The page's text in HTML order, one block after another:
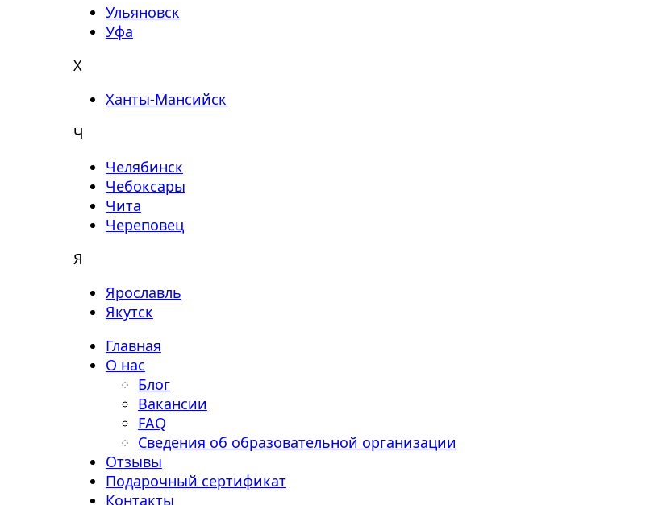
Ульяновск
Уфа
Х
Ханты-Мансийск
Ч
Челябинск
Чебоксары
Чита
Череповец
Я
Ярославль
Якутск
Главная
О нас
Блог
Вакансии
FAQ
Сведения об образовательной организации
Отзывы
Подарочный сертификат
Контакты